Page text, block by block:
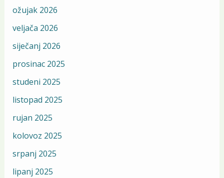
ožujak 2026
veljača 2026
siječanj 2026
prosinac 2025
studeni 2025
listopad 2025
rujan 2025
kolovoz 2025
srpanj 2025
lipanj 2025